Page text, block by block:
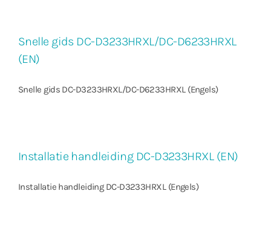
Snelle gids DC-D3233HRXL/DC-D6233HRXL
(EN)
Snelle gids DC-D3233HRXL/DC-D6233HRXL (Engels)
Installatie handleiding DC-D3233HRXL (EN)
Installatie handleiding DC-D3233HRXL (Engels)